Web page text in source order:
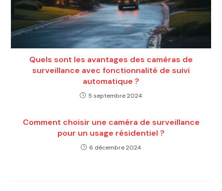
Quels sont les avantages des caméras de
surveillance avec fonctionnalité de suivi
automatique ?
5 septembre 2024
Comment choisir une caméra de surveillance
pour un usage résidentiel ?
6 décembre 2024